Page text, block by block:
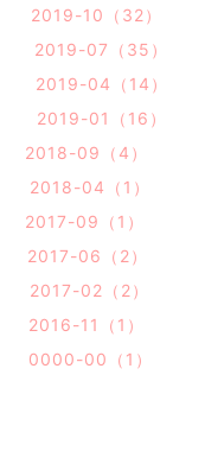
2019-10（32）
2019-07（35）
2019-04（14）
2019-01（16）
2018-09（4）
2018-04（1）
2017-09（1）
2017-06（2）
2017-02（2）
2016-11（1）
0000-00（1）